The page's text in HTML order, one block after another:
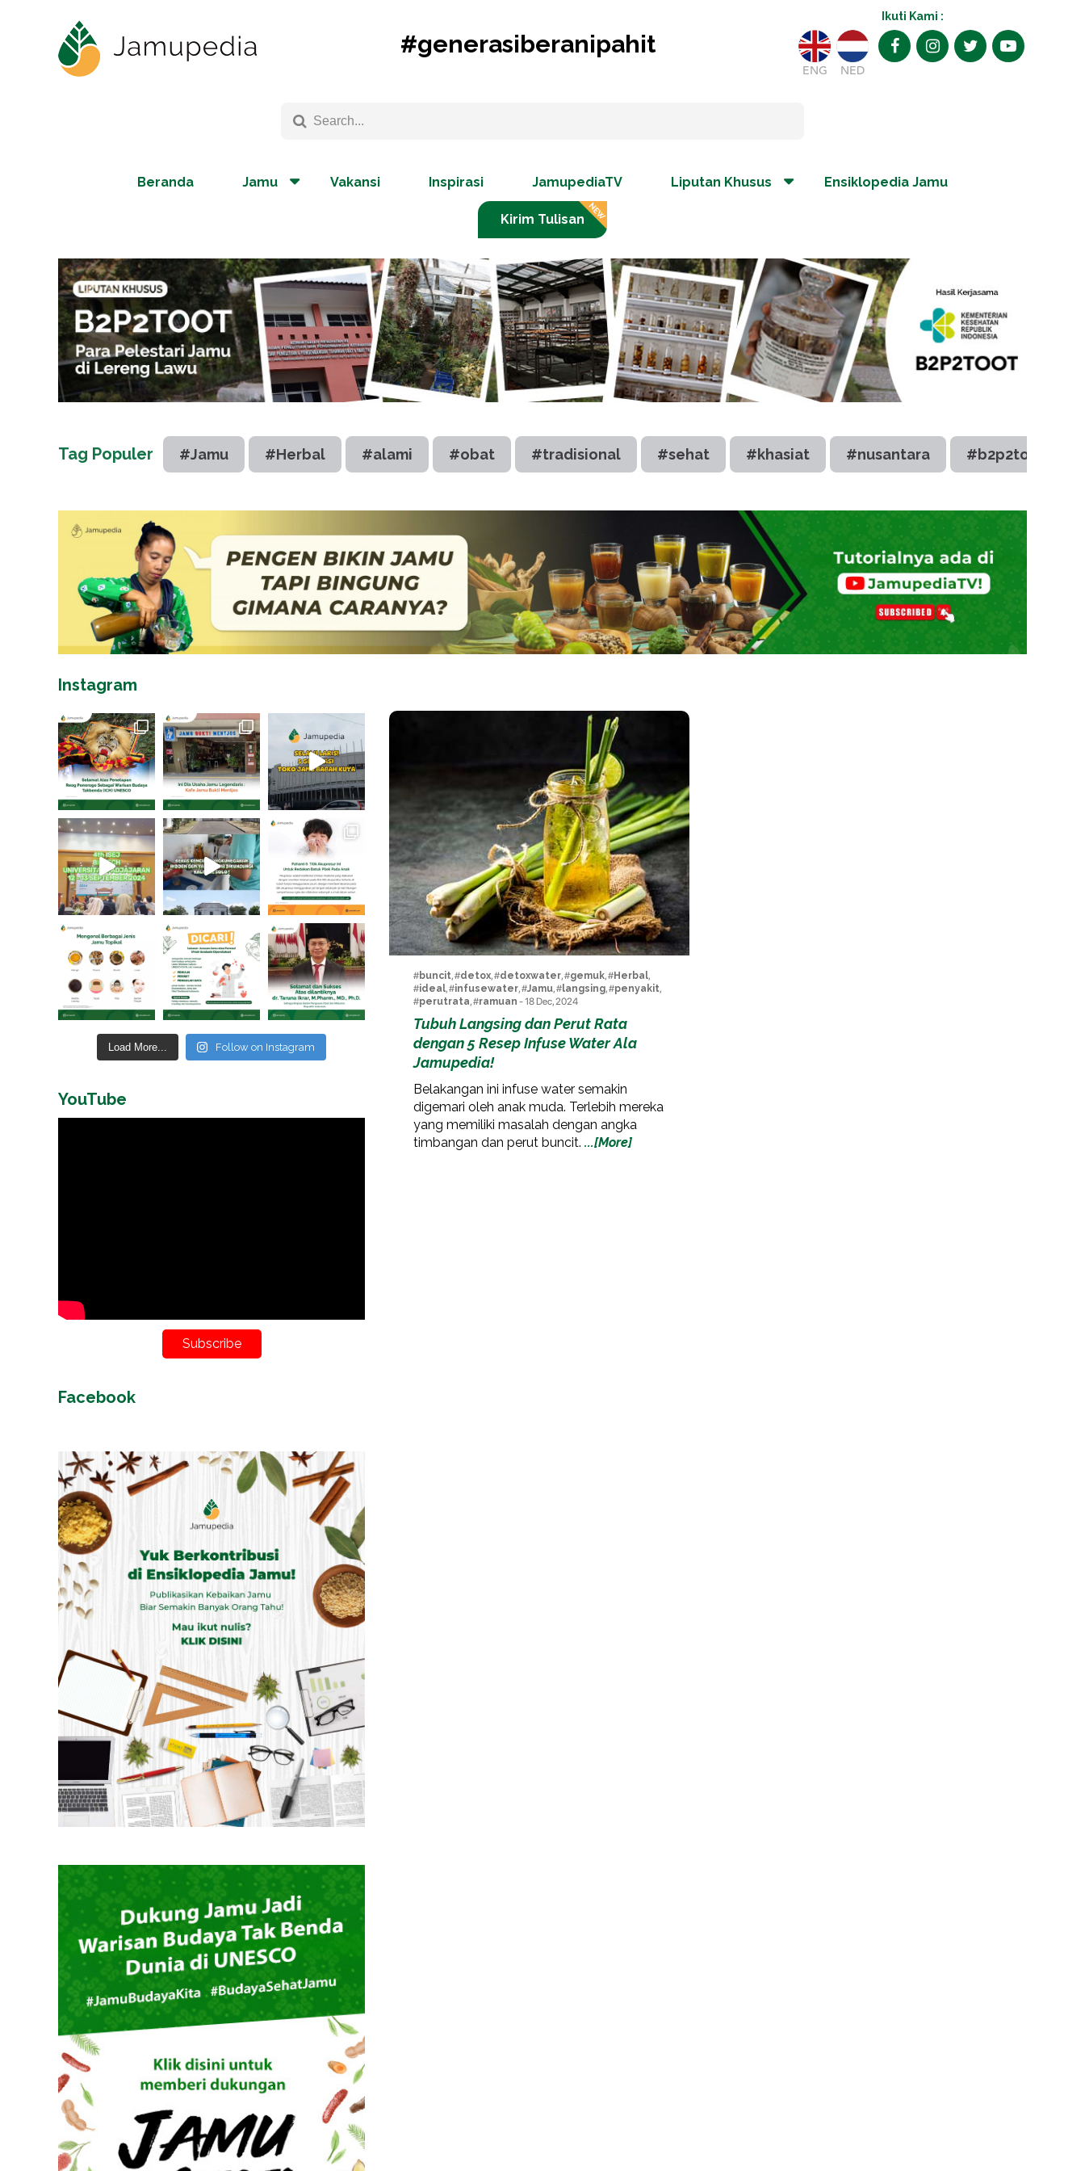
#generasiberanipahit
Ikuti Kami :
ENG NED
Beranda Jamu Vakansi Inspirasi JamupediaTV Liputan Khusus Ensiklopedia Jamu
Kirim Tulisan
Tag Populer #Jamu #Herbal #alami #obat #tradisional #sehat #khasiat #nusantara #b2p2toot
#buncit, #detox, #detoxwater, #gemuk, #Herbal,
#ideal, #infusewater, #Jamu, #langsing, #penyakit,
#perutrata, #ramuan - 18 Dec, 2024
Tubuh Langsing dan Perut Rata
dengan 5 Resep Infuse Water Ala
Jamupedia!
Belakangan ini infuse water semakin
digemari oleh anak muda. Terlebih mereka
yang memiliki masalah dengan angka
timbangan dan perut buncit. ...[More]
Instagram
Load More... Follow on Instagram
YouTube
Subscribe
Facebook